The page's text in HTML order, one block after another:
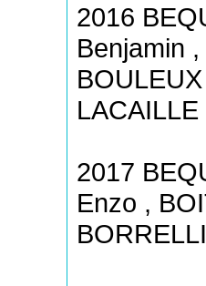
2016
Benjamin
2017
Enzo ,